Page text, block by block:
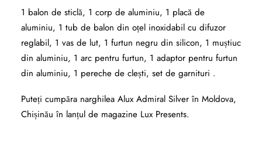
1 balon de sticlă, 1 corp de aluminiu, 1 placă de
aluminiu, 1 tub de balon din oțel inoxidabil cu difuzor
reglabil, 1 vas de lut, 1 furtun negru din silicon, 1 muștiuc
din aluminiu, 1 arc pentru furtun, 1 adaptor pentru furtun
din aluminiu, 1 pereche de clești, set de garnituri .
Puteți cumpăra narghilea Alux Admiral Silver în Moldova,
Chișinău în lanțul de magazine Lux Presents.